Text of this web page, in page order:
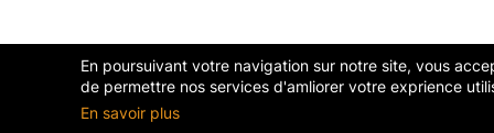
En poursuivant votre navigation sur notre site, vous
de permettre nos services d'amliorer votre exprience
En savoir plus